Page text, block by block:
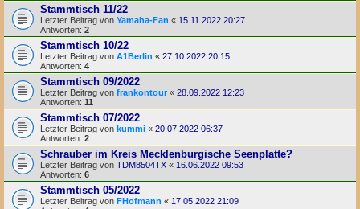
Stammtisch 11/22
Letzter Beitrag von Yamaha-Fan « 15.11.2022 20:27
Antworten: 2
Stammtisch 10/22
Letzter Beitrag von A1Berlin « 27.10.2022 20:15
Antworten: 4
Stammtisch 09/2022
Letzter Beitrag von frankontour « 28.09.2022 12:23
Antworten: 11
Stammtisch 07/2022
Letzter Beitrag von kummi « 20.07.2022 06:37
Antworten: 2
Schrauber im Kreis Mecklenburgische Seenplatte?
Letzter Beitrag von TDM8504TX « 16.06.2022 09:53
Antworten: 6
Stammtisch 05/2022
Letzter Beitrag von FHofmann « 17.05.2022 21:09